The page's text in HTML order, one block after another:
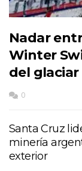
Nadar
Winter
del
0
Santa Cruz
minería
exterior